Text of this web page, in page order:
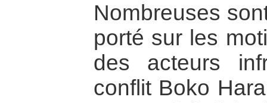
Nombreuses
porté sur les
des acteurs
conflit Boko